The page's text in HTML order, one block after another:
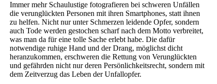
Immer mehr Schaulustige fotografieren bei schweren Unfällen
die verunglückten Personen mit ihren Smartphones, statt ihnen
zu helfen. Nicht nur unter Schmerzen leidende Opfer, sondern
auch Tode werden gestochen scharf nach dem Motto verbreitet,
was man da für eine tolle Sache erlebt habe. Die dafür
notwendige ruhige Hand und der Drang, möglichst dicht
heranzukommen, erschweren die Rettung von Verunglückten
und gefährden nicht nur deren Persönlichkeitsrecht, sondern mit
dem Zeitverzug das Leben der Unfallopfer.